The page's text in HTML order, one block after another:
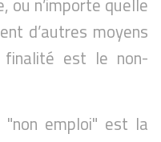
ou n’importe quelle
d’autres moyens
est le non-
emploi" est la